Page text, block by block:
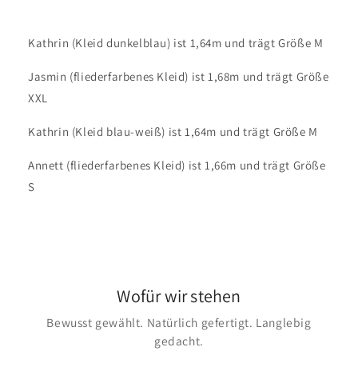
Kathrin (Kleid dunkelblau) ist 1,64m und trägt Größe M
Jasmin (fliederfarbenes Kleid) ist 1,68m und trägt Größe
XXL
Kathrin (Kleid blau-weiß) ist 1,64m und trägt Größe M
Annett (fliederfarbenes Kleid) ist 1,66m und trägt Größe
S
Wofür wir stehen
Bewusst gewählt. Natürlich gefertigt. Langlebig
gedacht.